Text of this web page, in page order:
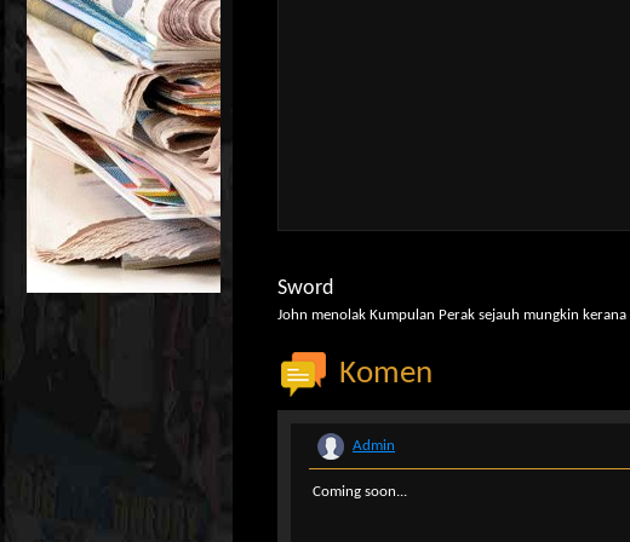
Sword
John menolak Kumpulan Perak sejauh mungkin
Komen
Admin
Coming soon...